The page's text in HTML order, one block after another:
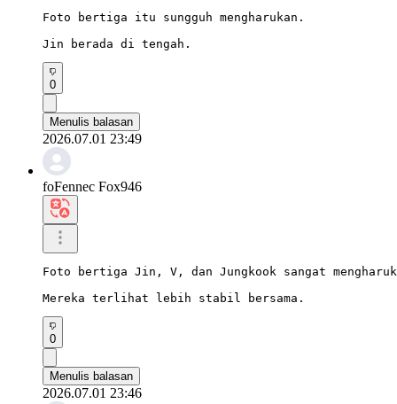
Foto bertiga itu sungguh mengharukan.
Jin berada di tengah.
0
Menulis balasan
2026.07.01 23:49
foFennec Fox946
Foto bertiga Jin, V, dan Jungkook sangat
Mereka terlihat lebih stabil bersama.
0
Menulis balasan
2026.07.01 23:46